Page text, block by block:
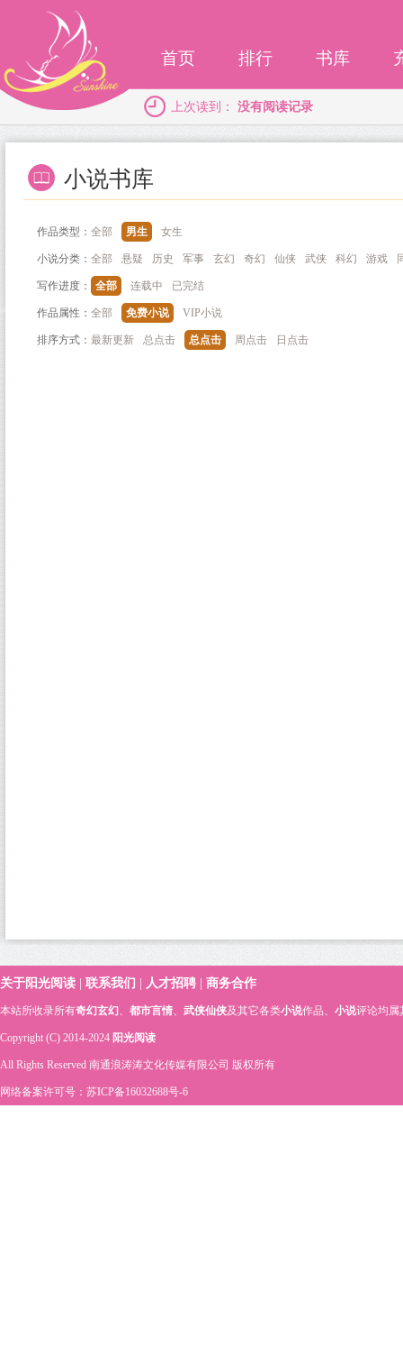
首页 排行 书库
上次读到： 没有阅读记录
小说书库
作品类型： 全部 男生 女生
小说分类： 全部 悬疑 历史 军事 玄幻 奇幻 仙侠 武侠 科幻 游戏
写作进度： 全部 连载中 已完结
作品属性： 全部 免费小说 VIP小说
排序方式： 最新更新 总点击 总点击 周点击 日点击
关于阳光阅读 联系我们 人才招聘 商务合作
本站所收录所有奇幻玄幻 、 都市言情、 武侠仙侠及其它各类小说作品、 小说评论均属
Copyright (C) 2014-2024 阳光阅读
All Rights Reserved 南通浪涛涛文化传媒有限公司 版权所有
网络备案许可号：苏ICP备16032688号-6